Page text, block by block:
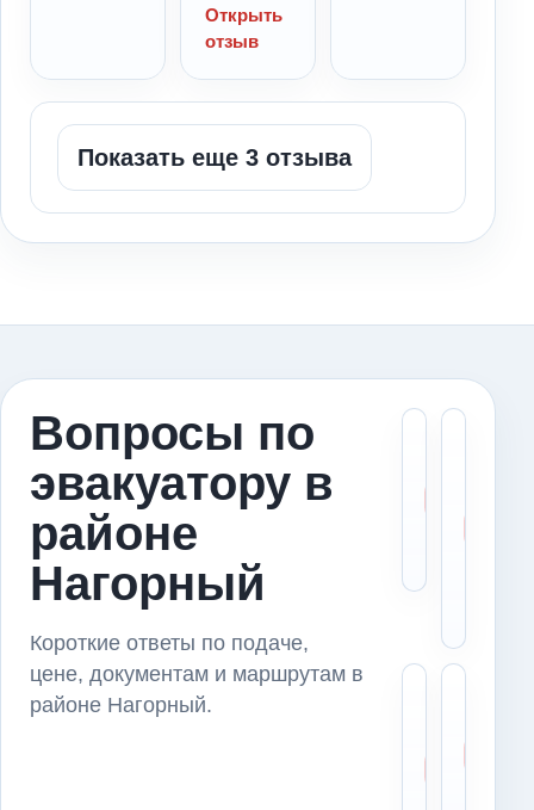
Открыть
отзыв
Показать еще 3 отзыва
Вопросы по
эвакуатору в
районе
Нагорный
Короткие ответы по подаче,
цене, документам и маршрутам в
районе Нагорный.